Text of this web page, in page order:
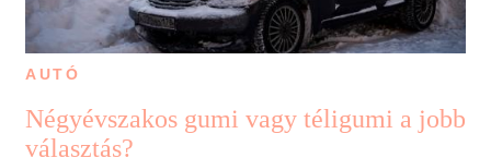
AUTÓ
Négyévszakos gumi vagy téligumi a jobb
választás?